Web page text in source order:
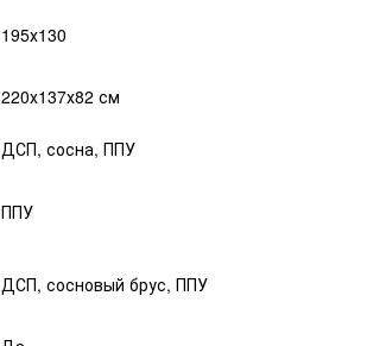
195х130
220х137х82 см
ДСП, сосна, ППУ
ППУ
ДСП, сосновый брус, ППУ